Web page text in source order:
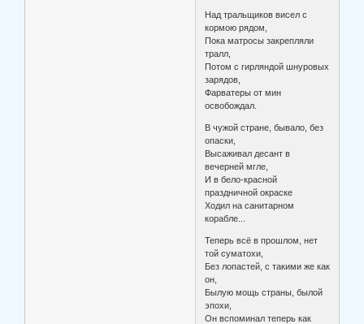
Над тральщиков висел с
кормою рядом,
Пока матросы закрепляли
тралл,
Потом с гирляндой шнуровых
зарядов,
Фарватеры от мин
освобождал.
В чужой стране, бывало, без
опаски,
Высаживал десант в
вечерней мгле,
И в бело-красной
праздничной окраске
Ходил на санитарном
корабле...
Теперь всё в прошлом, нет
той суматохи,
Без лопастей, с такими же как
он,
Былую мощь страны, былой
эпохи,
Он вспоминал теперь как